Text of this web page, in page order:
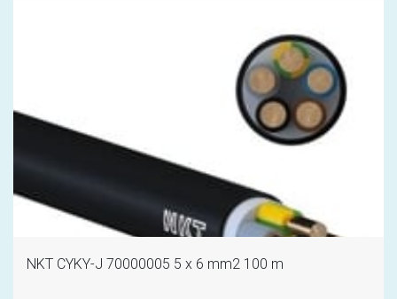
NKT CYKY-J 70000005 5 x 6 mm2 100 m